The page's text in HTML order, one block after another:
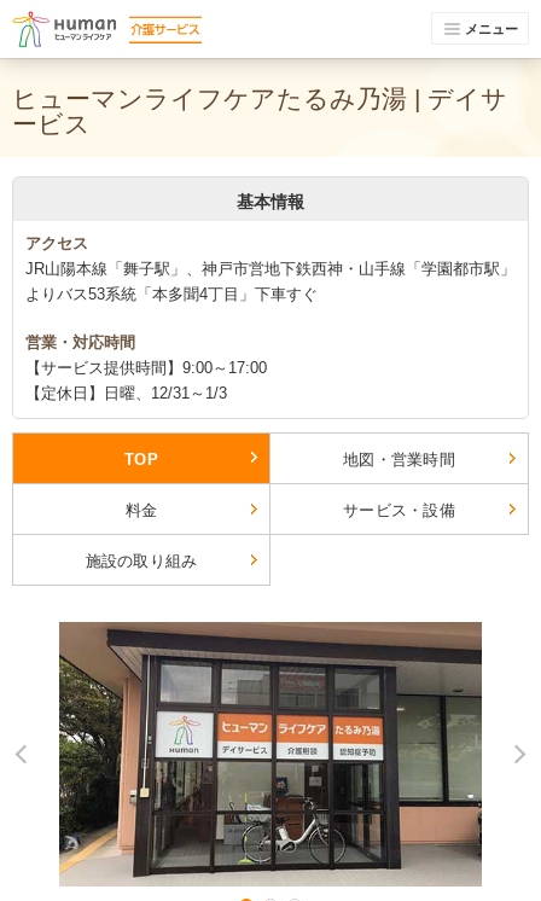
メニュー
ヒューマンライフケアたるみ乃湯 | デイサ
ービス
基本情報
アクセス
JR山陽本線「舞子駅」、神戸市営地下鉄西神・山手線「学園都市駅」
よりバス53系統「本多聞4丁目」下車すぐ
営業・対応時間
【サービス提供時間】9:00～17:00
【定休日】日曜、12/31～1/3
TOP 地図・営業時間
料金 サービス・設備
施設の取り組み